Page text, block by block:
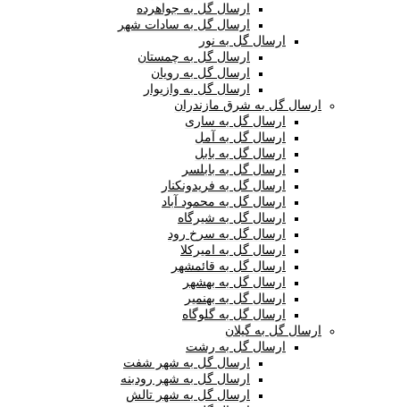
ارسال گل به جواهرده
ارسال گل به سادات شهر
ارسال گل به نور
ارسال گل به چمستان
ارسال گل به رویان
ارسال گل به وازیوار
ارسال گل به شرق مازندران
ارسال گل به ساری
ارسال گل به آمل
ارسال گل به بابل
ارسال گل به بابلسر
ارسال گل به فریدونکنار
ارسال گل به محمود آباد
ارسال گل به شیرگاه
ارسال گل به سرخ رود
ارسال گل به امیرکلا
ارسال گل به قائمشهر
ارسال گل به بهشهر
ارسال گل به بهنمیر
ارسال گل به گلوگاه
ارسال گل به گیلان
ارسال گل به رشت
ارسال گل به شهر شفت
ارسال گل به شهر رودبنه
ارسال گل به شهر تالش